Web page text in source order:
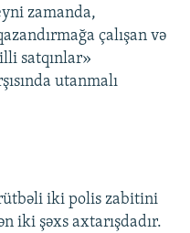
zamanda,
çalışan və
satqınlar»
utanmalı
iki polis zabitini
iki şəxs axtarışdadır.